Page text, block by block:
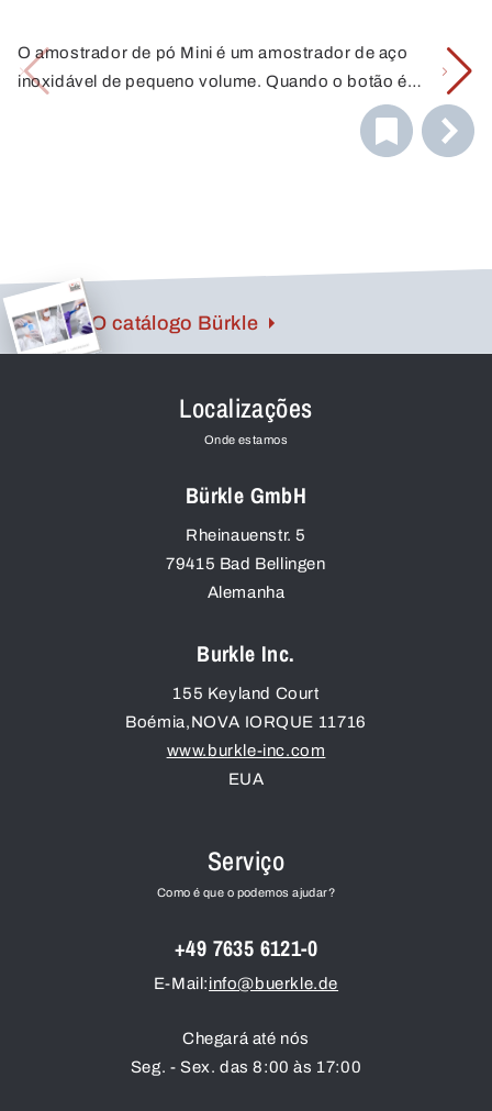
O amostrador de pó Mini é um amostrador de aço
inoxidável de pequeno volume. Quando o botão é
premido, uma haste de amostra é inserida no material de
amostra e retirada quando o botão é libertado. Uma
O catálogo Bürkle
Localizações
Onde estamos
Bürkle GmbH
Rheinauenstr. 5
79415 Bad Bellingen
Alemanha
Burkle Inc.
155 Keyland Court
Boémia,NOVA IORQUE 11716
www.burkle-inc.com
EUA
Serviço
Como é que o podemos ajudar?
+49 7635 6121-0
E-Mail:info@buerkle.de
Chegará até nós
Seg. - Sex. das 8:00 às 17:00